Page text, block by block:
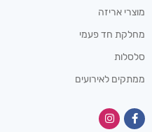
מוצרי אריזה
מחלקת חד פעמי
סלסלות
ממתקים לאירועים